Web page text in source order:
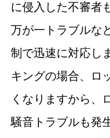
に侵入した不審者
万が一トラブルな
制で迅速に対応し
キングの場合、ロ
くなりますから、
騒音トラブルも発